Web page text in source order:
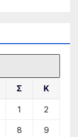
Σ Κ
1 2
8 9